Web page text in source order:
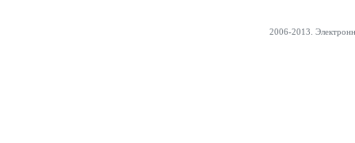
2006-2013.